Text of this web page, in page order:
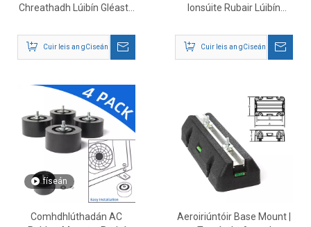
Chreathadh Lúibín Gléasta
Cuir leis an gCiseán
Ionsúite Rubair Lúibín
Cuir leis an gCiseán
físeán
Comhdhlúthadán AC
Aeroiriúntóir Base Mount |